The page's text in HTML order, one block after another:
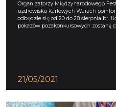
Organizatorzy Międzynarodowego
uzdrowisku Karlowych Warach
odbędzie się od 20 do 28 sierpnia br.
pokazów pozakonkursowych zostaną
21/05/2021